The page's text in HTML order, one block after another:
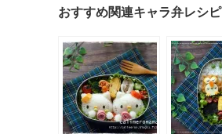
おすすめ関連キャラ弁レシピ